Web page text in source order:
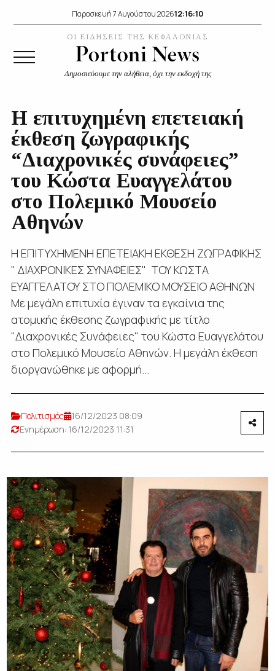
Παρασκευή 7 Αυγούστου 202612:16:12
ΟΙ ΕΙΔΗΣΕΙΣ ΤΗΣ ΚΕΦΑΛΟΝΙΑΣ
Δημοσιεύουμε την αλήθεια, όχι την εκδοχή της
Η επιτυχημένη επετειακή
έκθεση ζωγραφικής
“Διαχρονικές συνάφειες”
του Κώστα Ευαγγελάτου
στο Πολεμικό Μουσείο
Αθηνών
Η ΕΠΙΤΥΧΗΜΕΝΗ ΕΠΕΤΕΙΑΚΗ ΕΚΘΕΣΗ ΖΩΓΡΑΦΙΚΗΣ
" ΔΙΑΧΡΟΝΙΚΕΣ ΣΥΝΑΦΕΙΕΣ" ΤΟΥ ΚΩΣΤΑ
ΕΥΑΓΓΕΛΑΤΟΥ ΣΤΟ ΠΟΛΕΜΙΚΟ ΜΟΥΣΕΙΟ ΑΘΗΝΩΝ
Με μεγάλη επιτυχία έγιναν τα εγκαίνια της
ατομικής έκθεσης ζωγραφικής με τίτλο
"Διαχρονικές Συνάφειες" του Κώστα Ευαγγελάτου
στο Πολεμικό Μουσείο Αθηνών. Η μεγάλη έκθεση
διοργανώθηκε με αφορμή...
Πολιτισμός
16/12/2023 08:09
Ενημέρωση: 16/12/2023 11:31